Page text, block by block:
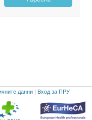
данни | Вход за ПРУ